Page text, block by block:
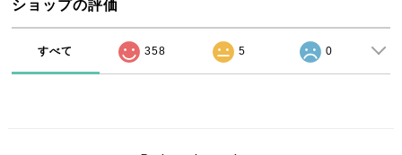
ショップの評価
すべて 358 5 0